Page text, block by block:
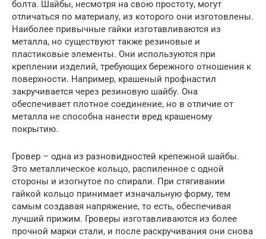
болта. Шайбы, несмотря на свою простоту, могут
отличаться по материалу, из которого они изготовлены.
Наиболее привычные гайки изготавливаются из
металла, но существуют также резиновые и
пластиковые элементы. Они используются при
креплении изделий, требующих бережного отношения к
поверхности. Например, крашеный профнастил
закручивается через резиновую шайбу. Она
обеспечивает плотное соединение, но в отличие от
металла не способна нанести вред крашеному
покрытию.
Гровер – одна из разновидностей крепежной шайбы.
Это металлическое кольцо, распиленное с одной
стороны и изогнутое по спирали. При стягивании
гайкой кольцо принимает изначальную форму, тем
самым создавая напряжение, то есть, обеспечивая
лучший прижим. Гроверы изготавливаются из более
прочной марки стали, и после раскручивания они снова